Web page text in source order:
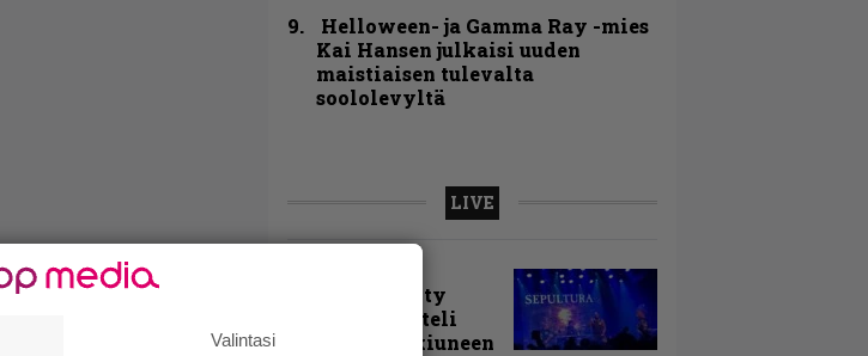
Helloween- ja Gamma Ray -mies
Kai Hansen julkaisi uuden
maistiaisen tulevalta
soololevyltä
LIVE
Loppuunmyyty
Tavastia saatteli
Sepulturan ikiuneen
Valintasi